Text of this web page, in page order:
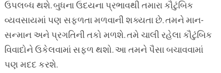
ઉપલબ્ધ થશે. બુધના ઉદયના પ્રભાવથી તમારા કૌટુંબિક
વ્યવસાયમાં પણ સફળતા મળવાની શક્યતા છે. તમને માન-
સન્માન અને પ્રગતિની તકો મળશે. તમે ચાલી રહેલા કૌટુંબિક
વિવાદોને ઉકેલવામાં સફળ થશો. આ તમને પૈસા બચાવવામાં
પણ મદદ કરશે.